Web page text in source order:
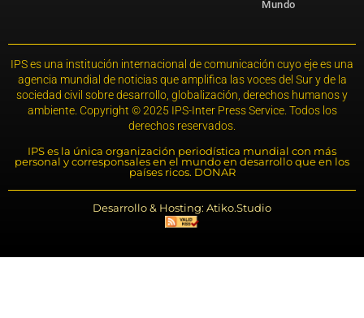
Mundo
IPS es una institución internacional de comunicación cuyo eje es una
agencia mundial de noticias que amplifica las voces del Sur y de la
sociedad civil sobre desarrollo, globalización, derechos humanos y
ambiente. Copyright © 2025 IPS-Inter Press Service. Todos los
derechos reservados.
IPS es la única organización periodística mundial con más
personal y corresponsales en el mundo en desarrollo que en los
países ricos. DONAR
Desarrollo & Hosting: Atiko.Studio